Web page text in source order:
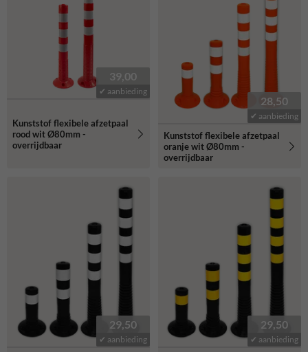
flexibele afzetpalen bieden een effectieve oplossing.
39,00
✔ aanbieding
Kunststof flexibele afzetpaal
rood wit Ø80mm -
overrijdbaar
28,50
✔ aanbieding
Kunststof flexibele afzetpaal
oranje wit Ø80mm -
overrijdbaar
29,50
✔ aanbieding
29,50
✔ aanbieding